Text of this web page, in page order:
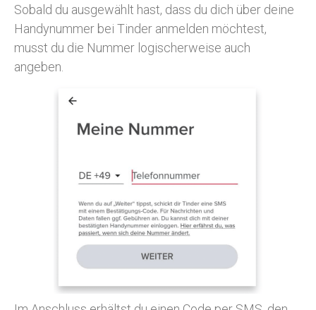
Sobald du ausgewählt hast, dass du dich über deine
Handynummer bei Tinder anmelden möchtest,
musst du die Nummer logischerweise auch
angeben.